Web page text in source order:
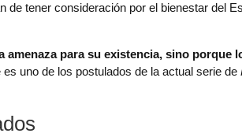
tener consideración por el bienestar del
para su existencia, sino porque
uno de los postulados de la actual serie de